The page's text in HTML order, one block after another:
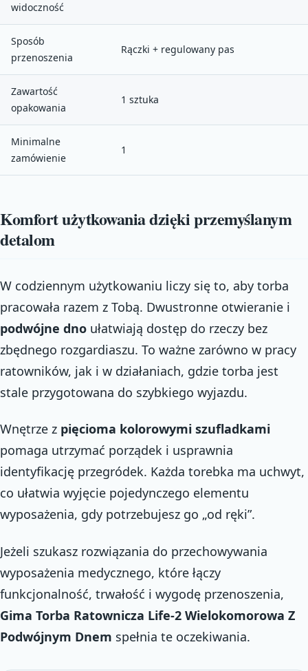
widoczność
Sposób
przenoszenia
Rączki + regulowany pas
Zawartość
opakowania
1 sztuka
Minimalne
zamówienie
1
Komfort użytkowania dzięki przemyślanym
detalom
W codziennym użytkowaniu liczy się to, aby torba
pracowała razem z Tobą. Dwustronne otwieranie i
podwójne dno ułatwiają dostęp do rzeczy bez
zbędnego rozgardiaszu. To ważne zarówno w pracy
ratowników, jak i w działaniach, gdzie torba jest
stale przygotowana do szybkiego wyjazdu.
Wnętrze z pięcioma kolorowymi szufladkami
pomaga utrzymać porządek i usprawnia
identyfikację przegródek. Każda torebka ma uchwyt,
co ułatwia wyjęcie pojedynczego elementu
wyposażenia, gdy potrzebujesz go „od ręki”.
Jeżeli szukasz rozwiązania do przechowywania
wyposażenia medycznego, które łączy
funkcjonalność, trwałość i wygodę przenoszenia,
Gima Torba Ratownicza Life-2 Wielokomorowa Z
Podwójnym Dnem spełnia te oczekiwania.